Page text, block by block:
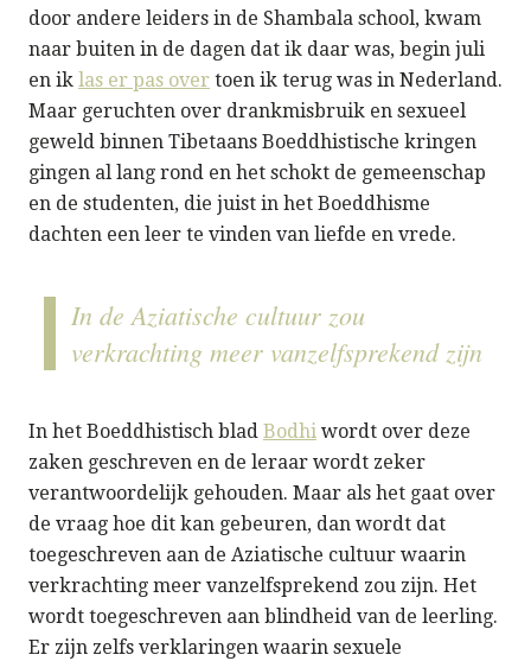
door andere leiders in de Shambala school, kwam
naar buiten in de dagen dat ik daar was, begin juli
en ik las er pas over toen ik terug was in Nederland.
Maar geruchten over drankmisbruik en sexueel
geweld binnen Tibetaans Boeddhistische kringen
gingen al lang rond en het schokt de gemeenschap
en de studenten, die juist in het Boeddhisme
dachten een leer te vinden van liefde en vrede.
In de Aziatische cultuur zou
verkrachting meer vanzelfsprekend zijn
In het Boeddhistisch blad Bodhi wordt over deze
zaken geschreven en de leraar wordt zeker
verantwoordelijk gehouden. Maar als het gaat over
de vraag hoe dit kan gebeuren, dan wordt dat
toegeschreven aan de Aziatische cultuur waarin
verkrachting meer vanzelfsprekend zou zijn. Het
wordt toegeschreven aan blindheid van de leerling.
Er zijn zelfs verklaringen waarin sexuele